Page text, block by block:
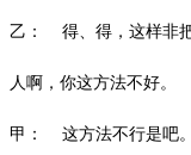
乙： 得、得，这样非
人啊，你这方法不好。
甲： 这方法不行是吧。